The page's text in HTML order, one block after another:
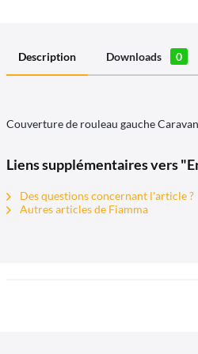
Description Downloads 0
Couverture de rouleau gauche
Liens supplémentaires vers
Des questions concernant l'article ?
Autres articles de Fiamma